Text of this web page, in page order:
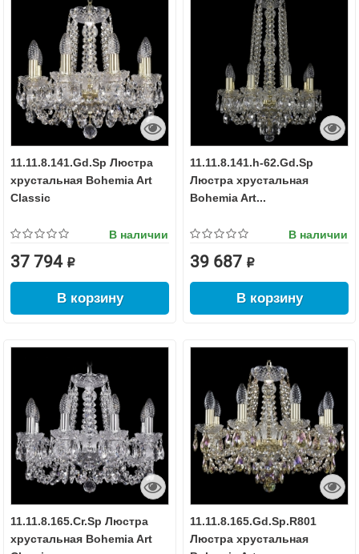
11.11.8.141.Gd.Sp Люстра
хрустальная Bohemia Art
Classic
В наличии
37 794 ₽
В корзину
11.11.8.141.h-62.Gd.Sp
Люстра хрустальная
Bohemia Art...
В наличии
39 687 ₽
В корзину
11.11.8.165.Cr.Sp Люстра
хрустальная Bohemia Art
11.11.8.165.Gd.Sp.R801
Люстра хрустальная